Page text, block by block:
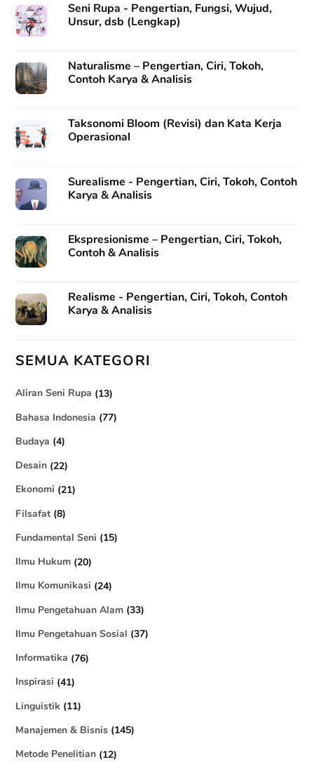
Seni Rupa - Pengertian, Fungsi, Wujud,
Unsur, dsb (Lengkap)
Naturalisme – Pengertian, Ciri, Tokoh,
Contoh Karya & Analisis
Taksonomi Bloom (Revisi) dan Kata Kerja
Operasional
Surealisme - Pengertian, Ciri, Tokoh, Contoh
Karya & Analisis
Ekspresionisme – Pengertian, Ciri, Tokoh,
Contoh & Analisis
Realisme - Pengertian, Ciri, Tokoh, Contoh
Karya & Analisis
SEMUA KATEGORI
Aliran Seni Rupa (13)
Bahasa Indonesia (77)
Budaya (4)
Desain (22)
Ekonomi (21)
Filsafat (8)
Fundamental Seni (15)
Ilmu Hukum (20)
Ilmu Komunikasi (24)
Ilmu Pengetahuan Alam (33)
Ilmu Pengetahuan Sosial (37)
Informatika (76)
Inspirasi (41)
Linguistik (11)
Manajemen & Bisnis (145)
Metode Penelitian (12)